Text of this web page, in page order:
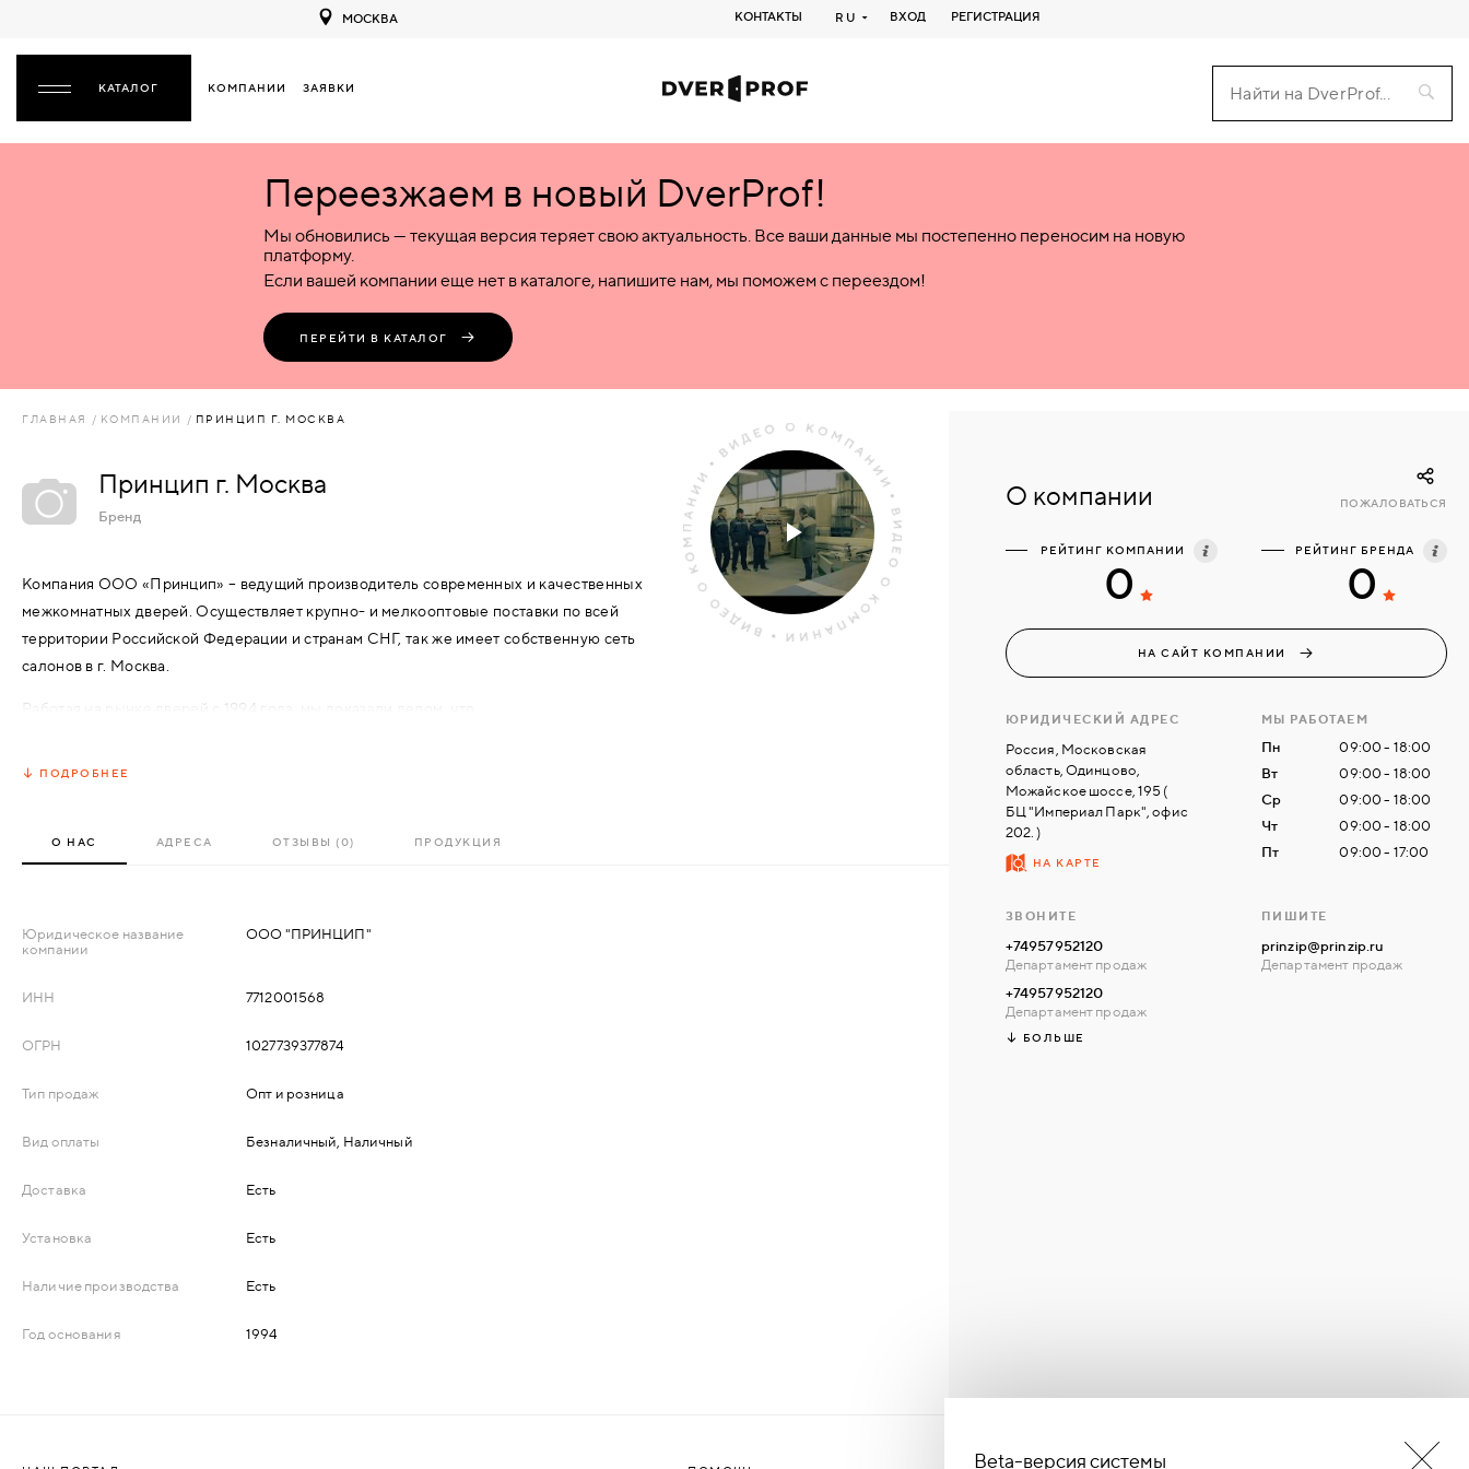
МОСКВА КОНТАКТЫ RU ВХОД РЕГИСТРАЦИЯ
КОМПАНИИ ЗАЯВКИ
НАЗАД
ПЛАСТИКОВЫЕ
КОМБИНИРОВАННЫЕ
МЕТАЛЛИЧЕСКИЕ
ДЕРЕВЯННЫЕ
СТЕКЛЯННЫЕ
КОМБИНИРОВАННЫЕ
МЕТАЛЛИЧЕСКИЕ
КОМБИНИРОВАННЫЕ
НАЗАД
АКСЕССУАРЫ
КОМПЛЕКТУЮЩИЕ
СКУД И "УМНЫЙ
ДОМ"
Межкомнатные
Деревянные
Пластиковые
Комбинированные
Входные
Металлические
Пластиковые
Стеклянные
Комбинированные
Специализированные
Металлические
Пластиковые
Стеклянные
Комбинированные
Переезжаем в новый DverProf!
Мы обновились — текущая версия теряет свою актуальность. Все ваши данные мы постепенно переносим на новую
платформу.
Если вашей компании еще нет в каталоге, напишите нам, мы поможем с переездом!
ПЕРЕЙТИ В КАТАЛОГ
ГЛАВНАЯ КОМПАНИИ ПРИНЦИП Г. МОСКВА
Принцип г. Москва
Бренд
Компания ООО «Принцип» – ведущий производитель современных и качественных
межкомнатных дверей. Осуществляет крупно- и мелкооптовые поставки по всей
территории Российской Федерации и странам СНГ, так же имеет собственную сеть
салонов в г. Москва.
Работая на рынке дверей с 1994 года, мы доказали делом, что
ПОДРОБНЕЕ
О НАС АДРЕСА ОТЗЫВЫ (0) ПРОДУКЦИЯ
Юридическое название
компании
ООО "ПРИНЦИП"
ИНН 7712001568
ОГРН 1027739377874
Тип продаж Опт и розница
Вид оплаты Безналичный, Наличный
Доставка Есть
Установка Есть
Наличие производства Есть
Год основания 1994
О компании ПОЖАЛОВАТЬСЯ
РЕЙТИНГ КОМПАНИИ
0
РЕЙТИНГ БРЕНДА
0
НА САЙТ КОМПАНИИ
ЮРИДИЧЕСКИЙ АДРЕС
Россия, Московская
область, Одинцово,
Можайское шоссе, 195 (
БЦ "Империал Парк", офис
202. )
НА КАРТЕ
МЫ РАБОТАЕМ
Пн
09:00 - 18:00
Вт
09:00 - 18:00
Ср
09:00 - 18:00
Чт
09:00 - 18:00
Пт
09:00 - 17:00
ЗВОНИТЕ
+74957952120
Департамент продаж
+74957952120
Департамент продаж
БОЛЬШЕ
ПИШИТЕ
prinzip@prinzip.ru
Департамент продаж
Beta-версия системы